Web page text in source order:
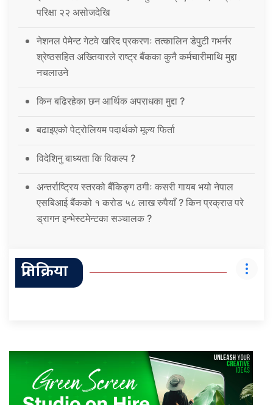
परिक्षा २२ असोजदेखि
नेशनल पेमेन्ट गेटवे खरिद प्रकरणः तत्कालिन डेपुटी गभर्नर
श्रेष्ठसहित अख्तियारले राष्ट्र बैंकका कुनै कर्मचारीमाथि मुद्दा
नचलाउने
किन बढिरहेका छन आर्थिक अपराधका मुद्दा ?
बढाइएको पेट्रोलियम पदार्थको मूल्य फिर्ता
विदेशिनु बाध्यता कि विकल्प ?
अन्तर्राष्ट्रिय स्तरको बैंकिङ्ग ठगीः कसरी गायब भयो नेपाल
एसबिआई बैंकको १ करोड ५८ लाख रुपैयाँ ? किन प्रक्राउ परे
ड्रागन इन्भेस्टमेन्टका सञ्चालक ?
प्रतिक्रिया